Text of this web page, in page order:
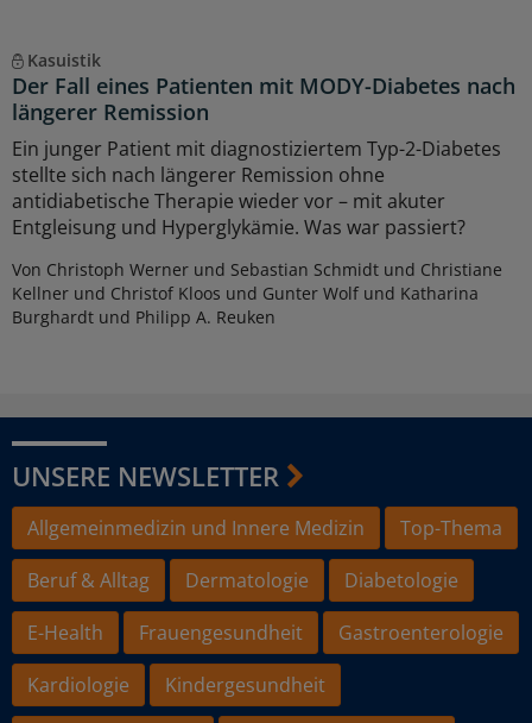
Kasuistik
Der Fall eines Patienten mit MODY-Diabetes nach
längerer Remission
Ein junger Patient mit diagnostiziertem Typ-2-Diabetes
stellte sich nach längerer Remission ohne
antidiabetische Therapie wieder vor – mit akuter
Entgleisung und Hyperglykämie. Was war passiert?
Von Christoph Werner und Sebastian Schmidt und Christiane
Kellner und Christof Kloos und Gunter Wolf und Katharina
Burghardt und Philipp A. Reuken
UNSERE NEWSLETTER
Allgemeinmedizin und Innere Medizin
Top-Thema
Beruf & Alltag
Dermatologie
Diabetologie
E-Health
Frauengesundheit
Gastroenterologie
Kardiologie
Kindergesundheit